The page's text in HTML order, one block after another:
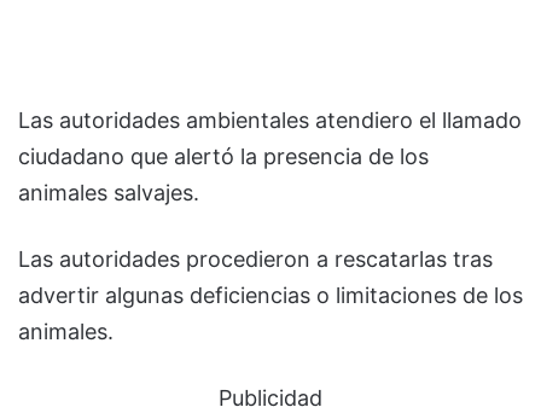
Las autoridades ambientales atendiero el llamado
ciudadano que alertó la presencia de los
animales salvajes.
Las autoridades procedieron a rescatarlas tras
advertir algunas deficiencias o limitaciones de los
animales.
Publicidad